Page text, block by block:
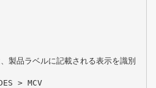
品ラベルに記載される表示を識別
> MCV